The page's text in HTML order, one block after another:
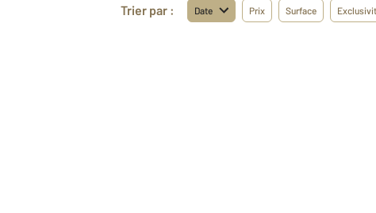
Trier par : Date Prix Surface